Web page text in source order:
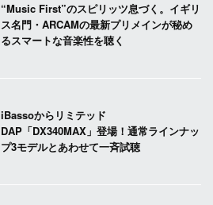
“Music First”のスピリッツ息づく。イギリ
ス名門・ARCAMの最新プリメインが秘め
るスマートな音楽性を聴く
iBassoからリミテッド
DAP「DX340MAX」登場！通常ラインナッ
プ3モデルとあわせて一斉試聴